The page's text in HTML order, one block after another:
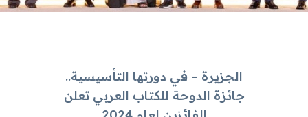
الجزيرة – في دورتها التأسيسية..
جائزة الدوحة للكتاب العربي تعلن